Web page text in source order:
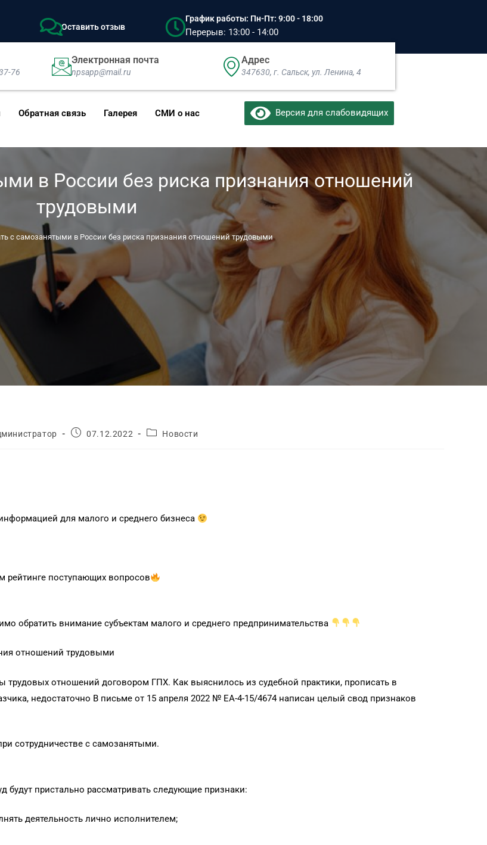
Оставить отзыв
График работы: Пн-Пт: 9:00 - 18:00
Перерыв: 13:00 - 14:00
76
Электронная почта
npsapp@mail.ru
Адрес
347630, г. Сальск, ул. Ленина, 4​
Обратная связь Галерея СМИ о нас Версия для слабовидящих
в России без риска признания отношений
трудовыми
с самозанятыми в России без риска признания отношений трудовыми
07.12.2022 Новости
для малого и среднего бизнеса
поступающих вопросов
обратить внимание субъектам малого и среднего предпринимательства
отношений трудовыми
отношений договором ГПХ. Как выяснилось из судебной практики, прописать в
недостаточно В письме от 15 апреля 2022 № ЕА-4-15/4674 написан целый свод признаков
сотрудничестве с самозанятыми.
будут пристально рассматривать следующие признаки:
деятельность лично исполнителем;